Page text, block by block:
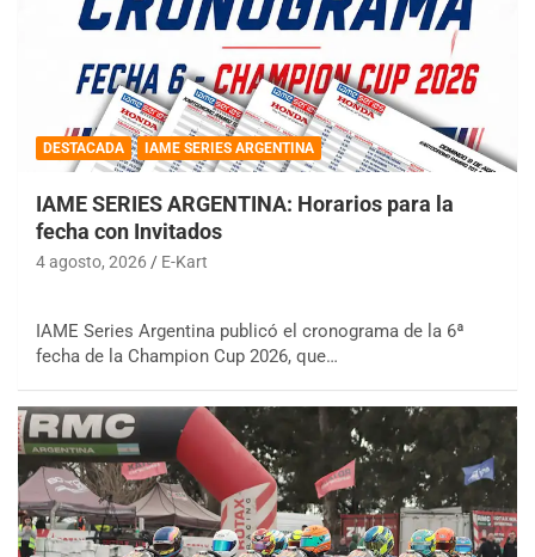
DESTACADA IAME SERIES ARGENTINA
IAME SERIES ARGENTINA: Horarios para la
fecha con Invitados
4 agosto, 2026 E-Kart
IAME Series Argentina publicó el cronograma de la 6ª
fecha de la Champion Cup 2026, que…